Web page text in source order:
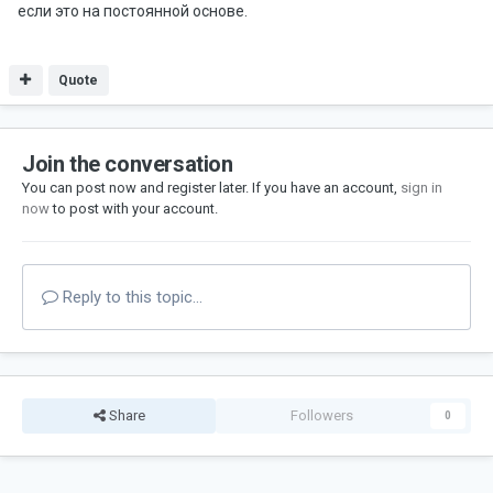
если это на постоянной основе.
Quote
Join the conversation
You can post now and register later. If you have an account, sign in
nowto post with your account.
Reply to this topic...
Share Followers 0